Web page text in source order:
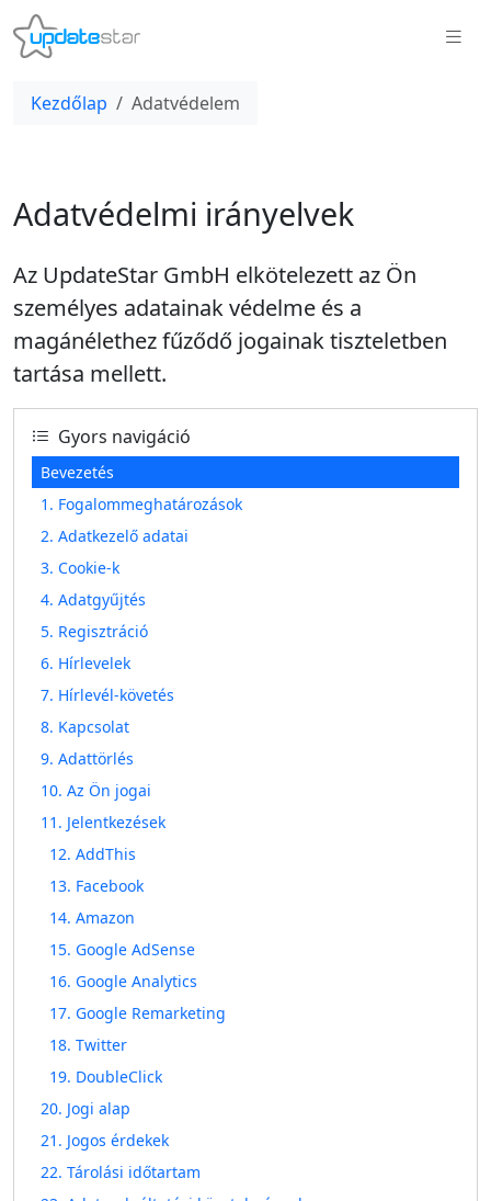
Kezdőlap Adatvédelem
Adatvédelmi irányelvek
Az UpdateStar GmbH elkötelezett az Ön
személyes adatainak védelme és a
magánélethez fűződő jogainak tiszteletben
tartása mellett.
Gyors navigáció
Bevezetés
1. Fogalommeghatározások
2. Adatkezelő adatai
3. Cookie‑k
4. Adatgyűjtés
5. Regisztráció
6. Hírlevelek
7. Hírlevél‑követés
8. Kapcsolat
9. Adattörlés
10. Az Ön jogai
11. Jelentkezések
12. AddThis
13. Facebook
14. Amazon
15. Google AdSense
16. Google Analytics
17. Google Remarketing
18. Twitter
19. DoubleClick
20. Jogi alap
21. Jogos érdekek
22. Tárolási időtartam